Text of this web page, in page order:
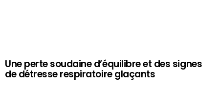
Une perte soudaine d’équilibre et des signes
de détresse respiratoire glaçants